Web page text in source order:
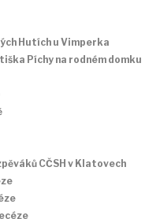
Hutích u Vimperka
Píchy na rodném domku
CČSH v Klatovech